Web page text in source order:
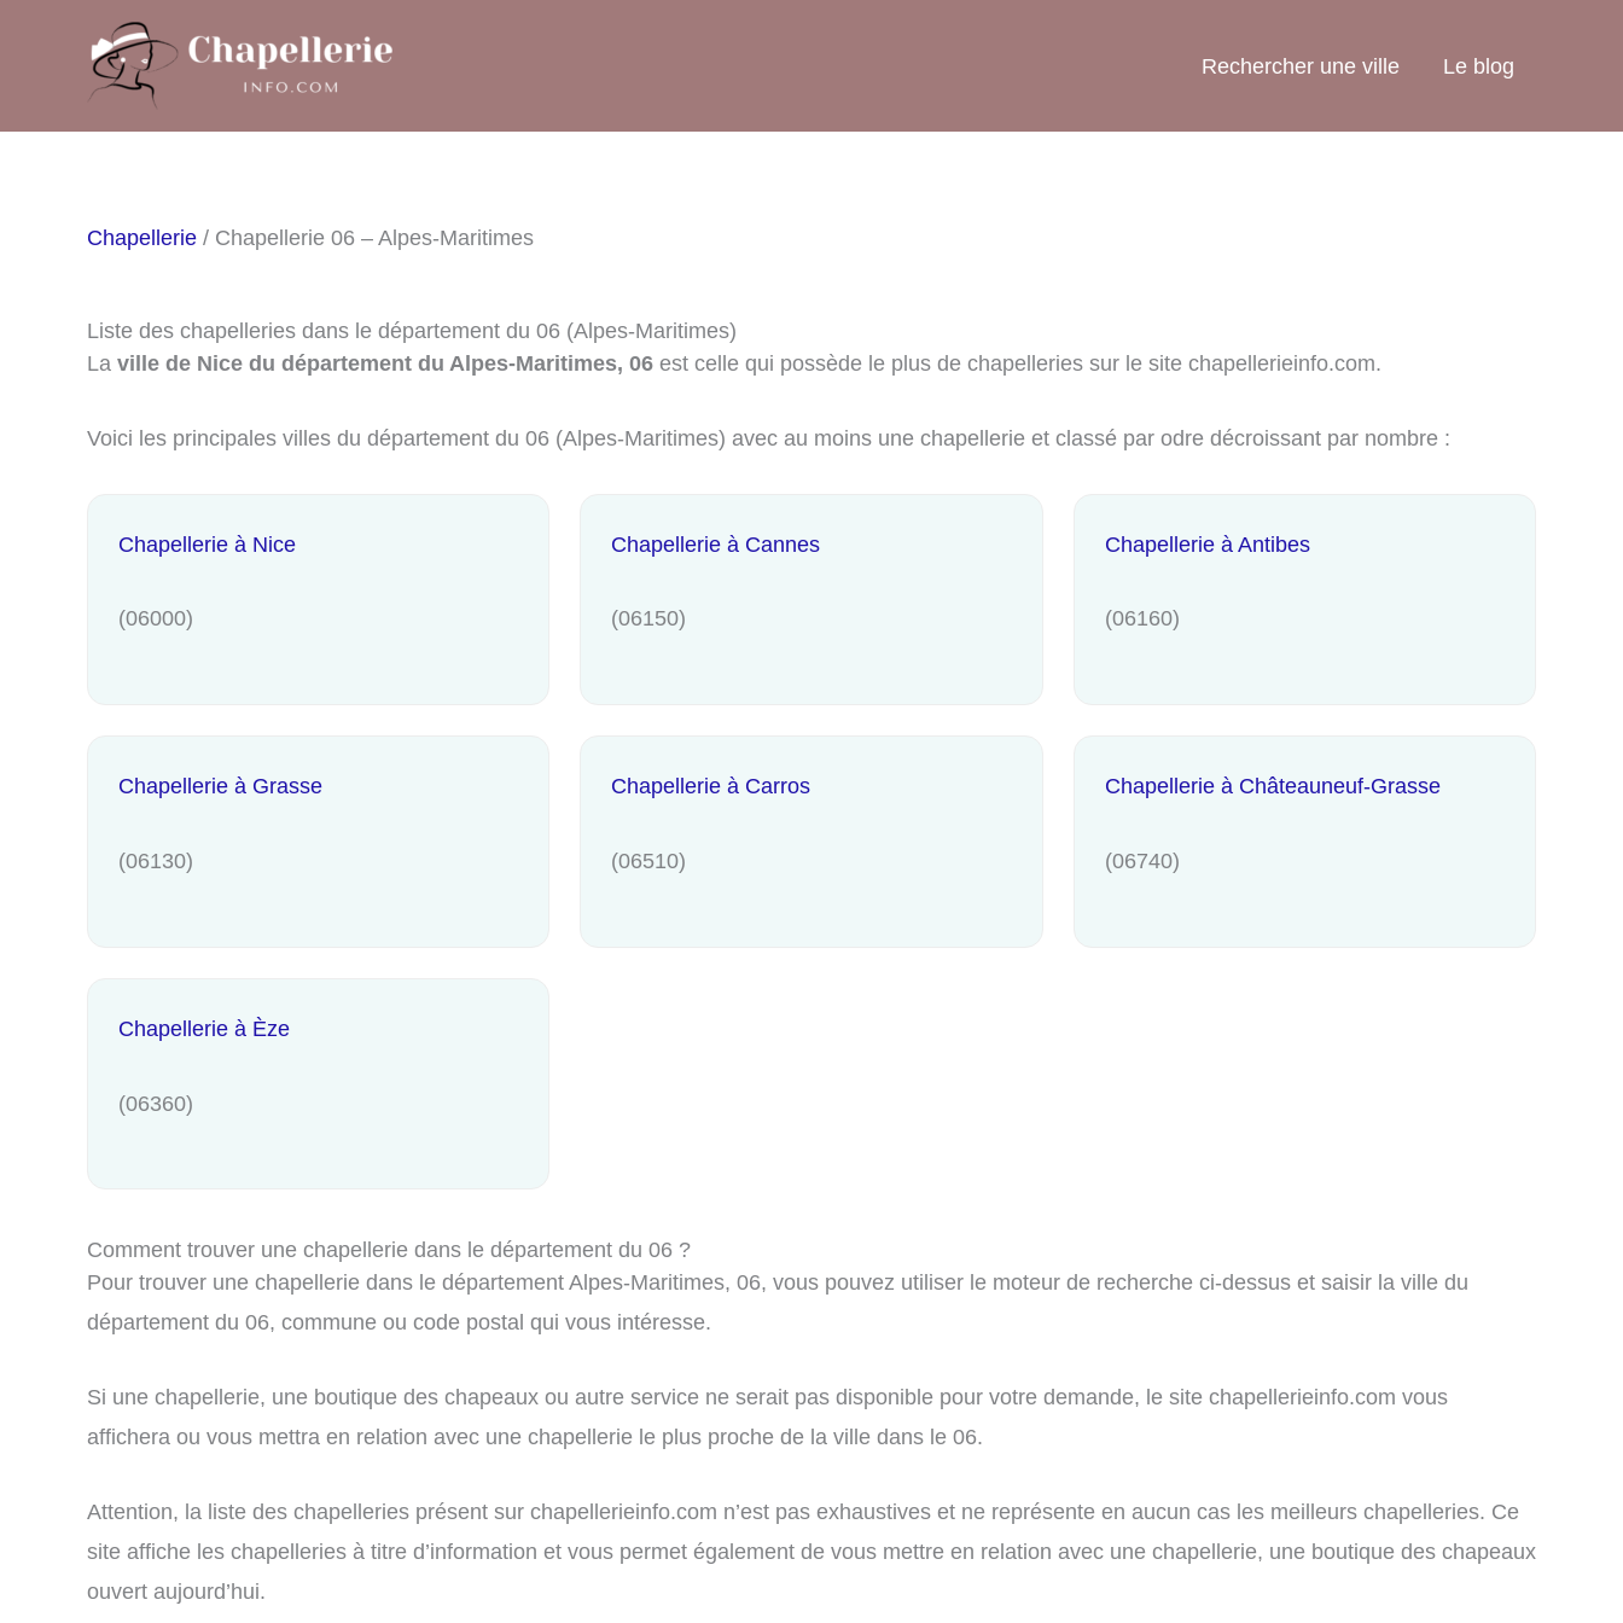
Rechercher une ville Le blog
Chapellerie / Chapellerie 06 – Alpes-Maritimes
Liste des chapelleries dans le département du 06 (Alpes-Maritimes)
La ville de Nice du département du Alpes-Maritimes, 06 est celle qui possède le plus de chapelleries sur le site chapellerieinfo.com.
Voici les principales villes du département du 06 (Alpes-Maritimes) avec au moins une chapellerie et classé par odre décroissant par nombre :
Chapellerie à Nice
(06000)
Chapellerie à Cannes
(06150)
Chapellerie à Antibes
(06160)
Chapellerie à Grasse
(06130)
Chapellerie à Carros
(06510)
Chapellerie à Châteauneuf-Grasse
(06740)
Chapellerie à Èze
(06360)
Comment trouver une chapellerie dans le département du 06 ?
Pour trouver une chapellerie dans le département Alpes-Maritimes, 06, vous pouvez utiliser le moteur de recherche ci-dessus et saisir la ville du
département du 06, commune ou code postal qui vous intéresse.
Si une chapellerie, une boutique des chapeaux ou autre service ne serait pas disponible pour votre demande, le site chapellerieinfo.com vous
affichera ou vous mettra en relation avec une chapellerie le plus proche de la ville dans le 06.
Attention, la liste des chapelleries présent sur chapellerieinfo.com n’est pas exhaustives et ne représente en aucun cas les meilleurs chapelleries. Ce
site affiche les chapelleries à titre d’information et vous permet également de vous mettre en relation avec une chapellerie, une boutique des chapeaux
ouvert aujourd’hui.